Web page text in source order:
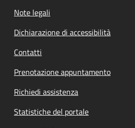
Note legali
Dichiarazione di accessibilità
Contatti
Prenotazione appuntamento
Richiedi assistenza
Statistiche del portale